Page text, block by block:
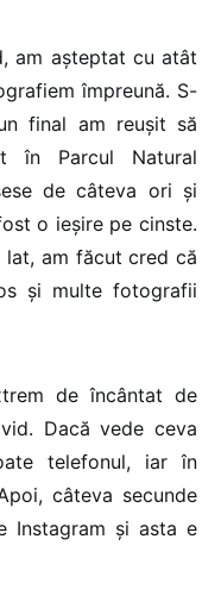
am așteptat cu atât
împreună. S-
final am reușit să
în Parcul Natural
de câteva ori și
o ieșire pe cinste.
am făcut cred că
și multe fotografii
de încântat de
Dacă vede ceva
telefonul, iar în
câteva secunde
Instagram și asta e